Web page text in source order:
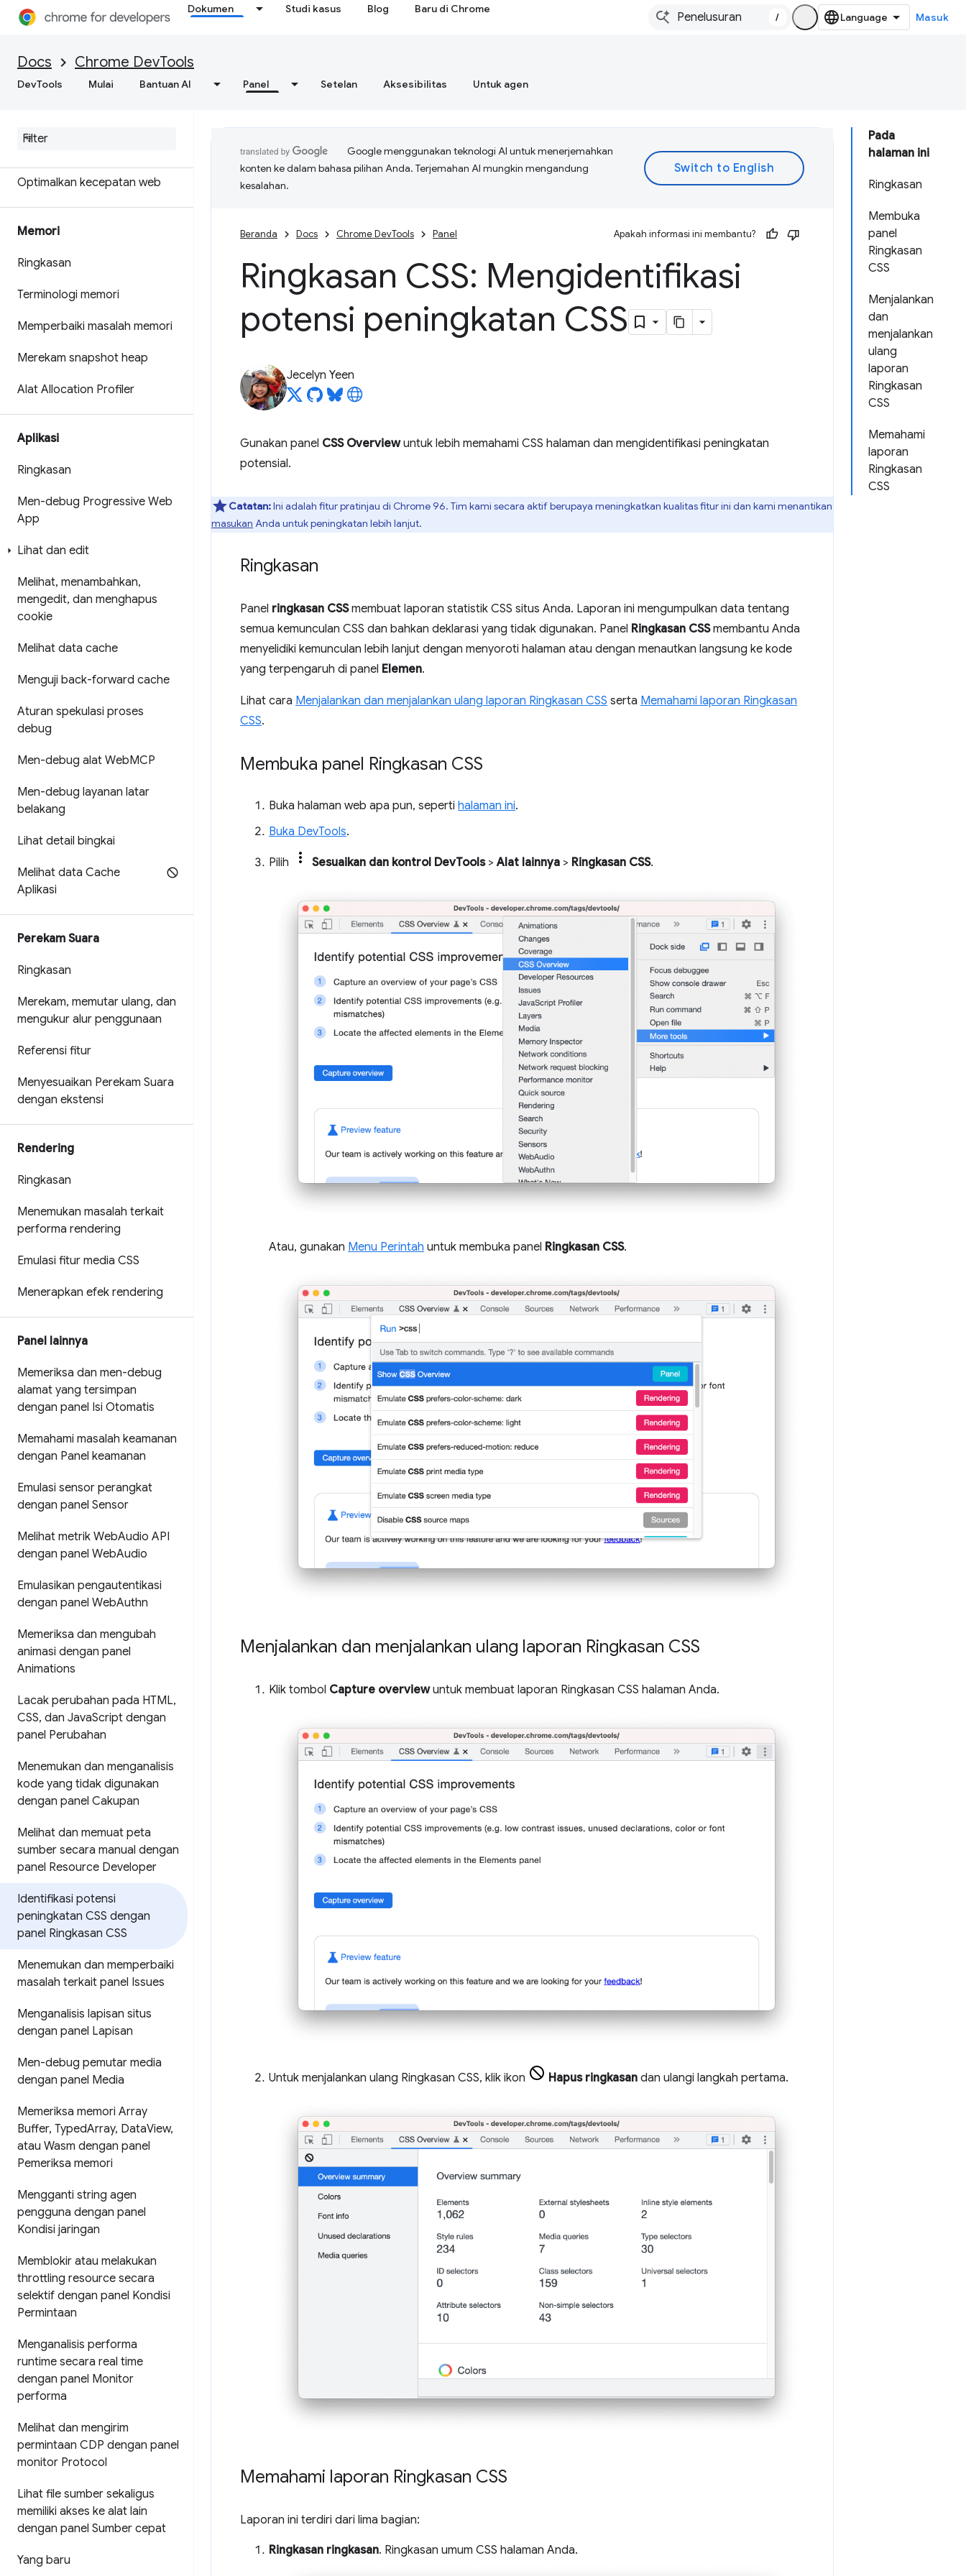
Dokumen Studi kasus Blog Baru di Chrome
/ Masuk
Docs Chrome DevTools
DevTools Mulai Bantuan AI Panel Setelan Aksesibilitas Untuk agen
Dapatkan hasil analisis yang
performa situs Anda
Menyimpan rekaman aktivitas
Optimalkan kecepatan web
Memori
Ringkasan
Terminologi memori
Memperbaiki masalah memori
Merekam snapshot heap
Alat Allocation Profiler
Aplikasi
Ringkasan
Men-debug Progressive Web
App
Lihat dan edit
Melihat, menambahkan,
mengedit, dan menghapus
cookie
Melihat data cache
Menguji back-forward cache
Aturan spekulasi proses
debug
Men-debug alat WebMCP
Men-debug layanan latar
belakang
Lihat detail bingkai
Melihat data Cache
Aplikasi
Perekam Suara
Ringkasan
Merekam, memutar ulang, dan
mengukur alur penggunaan
Referensi fitur
Menyesuaikan Perekam Suara
dengan ekstensi
Rendering
Ringkasan
Menemukan masalah terkait
performa rendering
Emulasi fitur media CSS
Menerapkan efek rendering
Panel lainnya
Memeriksa dan men-debug
alamat yang tersimpan
dengan panel Isi Otomatis
Memahami masalah keamanan
dengan Panel keamanan
Emulasi sensor perangkat
dengan panel Sensor
Melihat metrik WebAudio API
dengan panel WebAudio
Emulasikan pengautentikasi
dengan panel WebAuthn
Memeriksa dan mengubah
animasi dengan panel
Animations
Lacak perubahan pada HTML,
CSS, dan JavaScript dengan
panel Perubahan
Menemukan dan menganalisis
kode yang tidak digunakan
dengan panel Cakupan
Melihat dan memuat peta
sumber secara manual dengan
panel Resource Developer
Identifikasi potensi
peningkatan CSS dengan
panel Ringkasan CSS
Menemukan dan memperbaiki
masalah terkait panel Issues
Menganalisis lapisan situs
dengan panel Lapisan
Men-debug pemutar media
dengan panel Media
Memeriksa memori Array
Buffer, TypedArray, DataView,
atau Wasm dengan panel
Pemeriksa memori
Mengganti string agen
pengguna dengan panel
Kondisi jaringan
Memblokir atau melakukan
throttling resource secara
selektif dengan panel Kondisi
Permintaan
Menganalisis performa
runtime secara real time
dengan panel Monitor
performa
Melihat dan mengirim
permintaan CDP dengan panel
monitor Protocol
Lihat file sumber sekaligus
memiliki akses ke alat lain
dengan panel Sumber cepat
Yang baru
Pada
halaman ini
Ringkasan
Membuka
panel
Ringkasan
CSS
Menjalankan
dan
menjalankan
ulang
laporan
Ringkasan
CSS
Memahami
laporan
Ringkasan
CSS
Google menggunakan teknologi AI untuk menerjemahkan
konten ke dalam bahasa pilihan Anda. Terjemahan AI mungkin mengandung
kesalahan.
Beranda Docs Chrome DevTools Panel Apakah informasi ini membantu?
Ringkasan CSS: Mengidentifikasi
potensi peningkatan CSS
Jecelyn Yeen
Gunakan panel CSS Overviewuntuk lebih memahami CSS halaman dan mengidentifikasi peningkatan
potensial.
Catatan:Ini adalah fitur pratinjau di Chrome 96. Tim kami secara aktif berupaya meningkatkan kualitas fitur ini dan kami menantikan
masukan Anda untuk peningkatan lebih lanjut.
Ringkasan
Panel ringkasan CSSmembuat laporan statistik CSS situs Anda. Laporan ini mengumpulkan data tentang
semua kemunculan CSS dan bahkan deklarasi yang tidak digunakan. Panel Ringkasan CSSmembantu Anda
menyelidiki kemunculan lebih lanjut dengan menyoroti halaman atau dengan menautkan langsung ke kode
yang terpengaruh di panel Elemen.
Lihat cara Menjalankan dan menjalankan ulang laporan Ringkasan CSS serta Memahami laporan Ringkasan
CSS.
Membuka panel Ringkasan CSS
Buka halaman web apa pun, seperti halaman ini.
Buka DevTools.
Pilih Sesuaikan dan kontrol DevTools>Alat lainnya > Ringkasan CSS.
Atau, gunakan Menu Perintah untuk membuka panel Ringkasan CSS.
Menjalankan dan menjalankan ulang laporan Ringkasan CSS
Klik tombol Capture overviewuntuk membuat laporan Ringkasan CSS halaman Anda.
Untuk menjalankan ulang Ringkasan CSS, klik ikon Hapus ringkasan dan ulangi langkah pertama.
Memahami laporan Ringkasan CSS
Laporan ini terdiri dari lima bagian:
Ringkasan ringkasan. Ringkasan umum CSS halaman Anda.